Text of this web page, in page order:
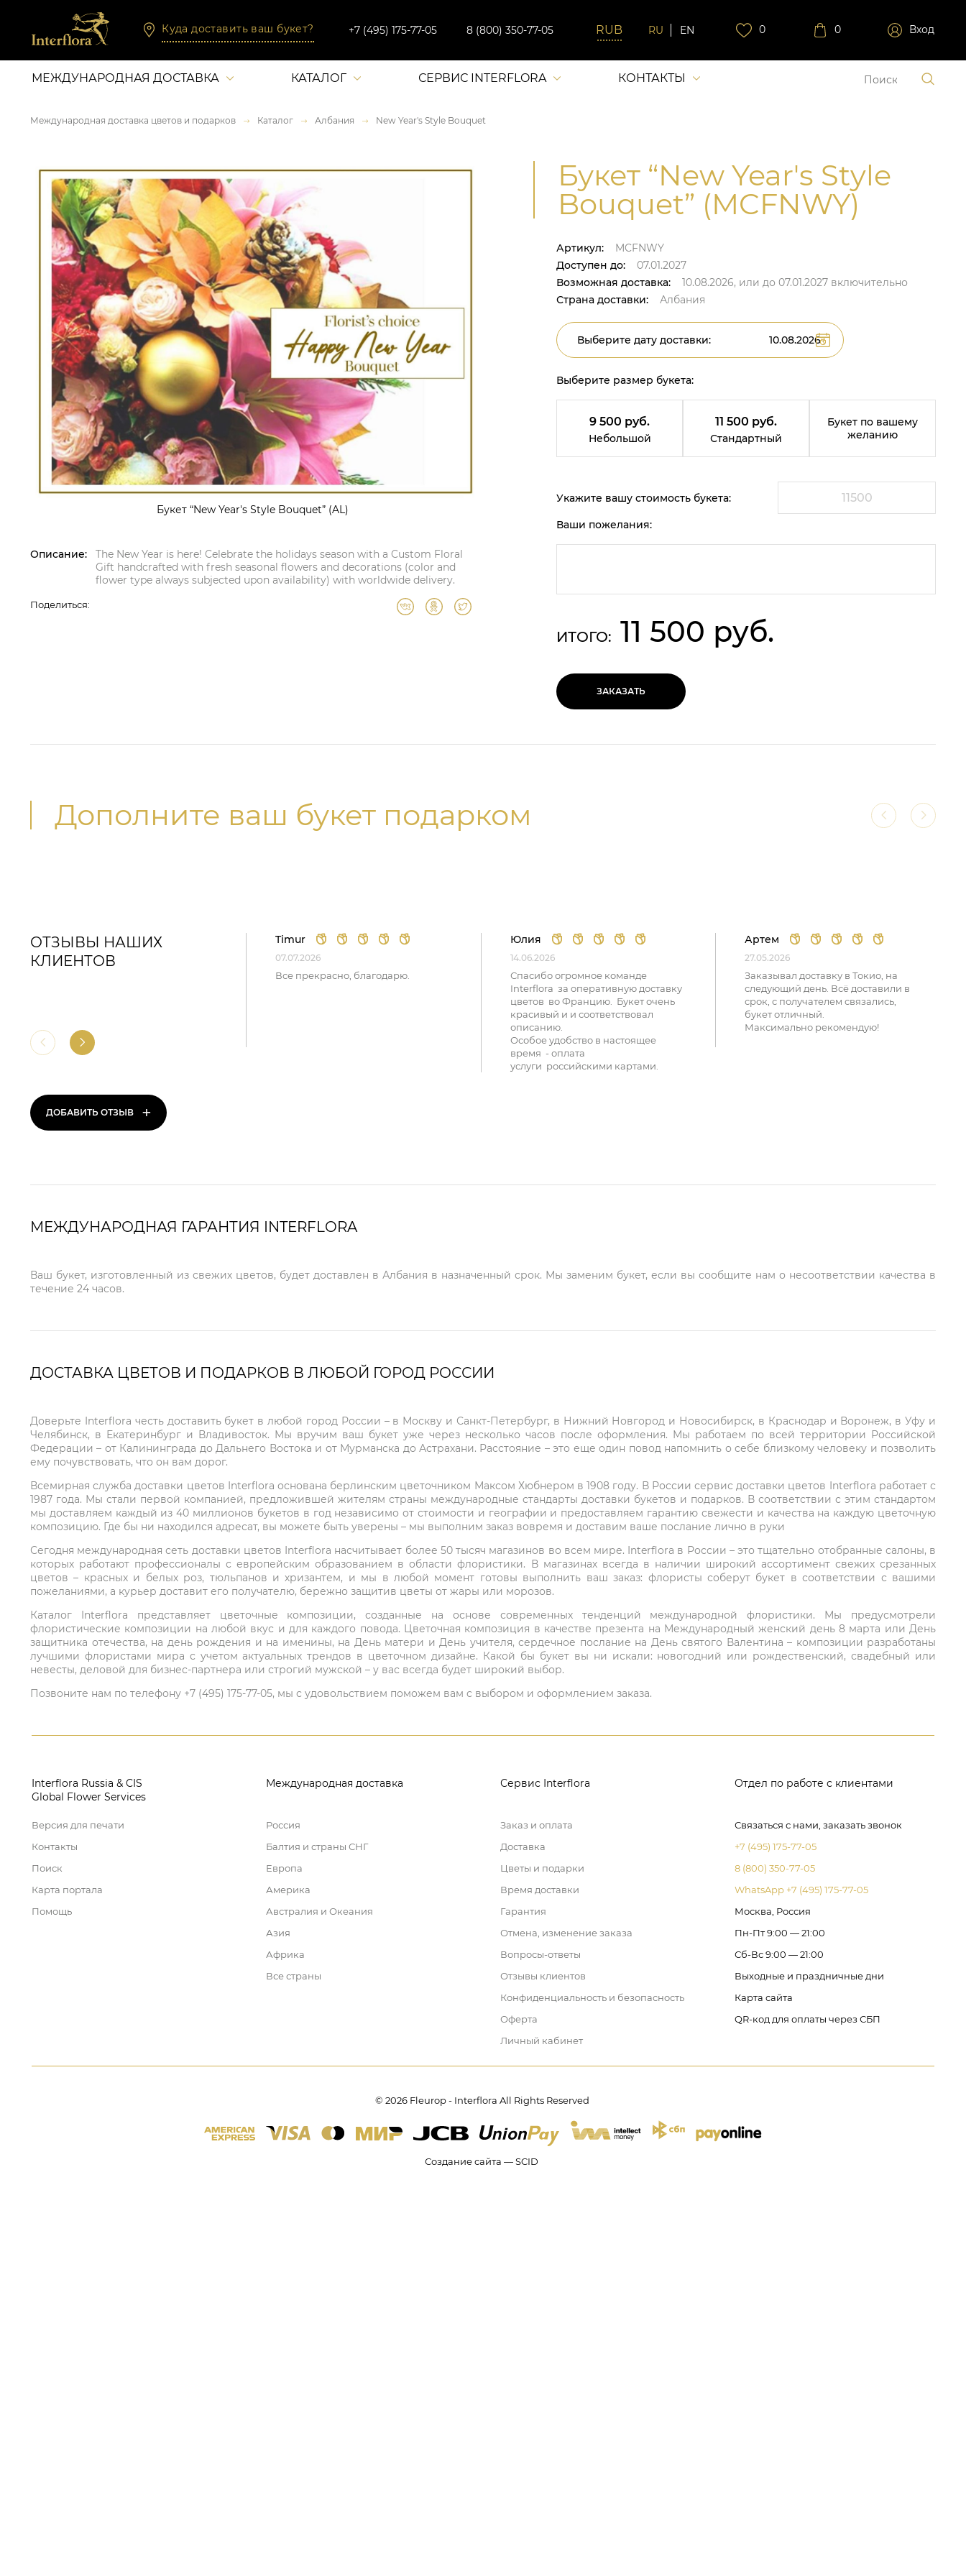
Куда доставить ваш букет? +7 (495) 175-77-05 8 (800) 350-77-05 RU EN 0 0 Вход
МЕЖДУНАРОДНАЯ ДОСТАВКА КАТАЛОГ СЕРВИС INTERFLORA КОНТАКТЫ
Международная доставка цветов и подарков Каталог Албания New Year's Style Bouquet
Букет “New Year's Style Bouquet” (AL)
Описание:
The New Year is here! Celebrate the holidays season with a Custom Floral
Gift handcrafted with fresh seasonal flowers and decorations (color and
flower type always subjected upon availability) with worldwide delivery.
Поделиться:
Букет “New Year's Style
Bouquet” (MCFNWY)
Артикул:
MCFNWY
Доступен до:
07.01.2027
Возможная доставка:
10.08.2026, или до 07.01.2027 включительно
Страна доставки:
Албания
Выберите дату доставки:
Выберите размер букета:
9 500 руб.
Небольшой
11 500 руб.
Стандартный
Букет по вашему
желанию
Укажите вашу стоимость букета:
Ваши пожелания:
ИТОГО: 11 500 руб.
ЗАКАЗАТЬ
Дополните ваш букет подарком
ОТЗЫВЫ НАШИХ
КЛИЕНТОВ
ДОБАВИТЬ ОТЗЫВ +
Timur
07.07.2026
Все прекрасно, благодарю.
Юлия
14.06.2026
Спасибо огромное команде
Interflora за оперативную доставку
цветов во Францию. Букет очень
красивый и и соответствовал
описанию.
Особое удобство в настоящее
время - оплата
услуги российскими картами.
Артем
27.05.2026
Заказывал доставку в Токио, на
следующий день. Всё доставили в
срок, с получателем связались,
букет отличный.
Максимально рекомендую!
МЕЖДУНАРОДНАЯ ГАРАНТИЯ INTERFLORA
Ваш букет, изготовленный из свежих цветов, будет доставлен в Албания в назначенный срок. Мы заменим букет, если вы сообщите нам о несоответствии качества в
течение 24 часов.
ДОСТАВКА ЦВЕТОВ И ПОДАРКОВ В ЛЮБОЙ ГОРОД РОССИИ
Доверьте Interflora честь доставить букет в любой город России – в Москву и Санкт-Петербург, в Нижний Новгород и Новосибирск, в Краснодар и Воронеж, в Уфу и
Челябинск, в Екатеринбург и Владивосток. Мы вручим ваш букет уже через несколько часов после оформления. Мы работаем по всей территории Российской
Федерации – от Калининграда до Дальнего Востока и от Мурманска до Астрахани. Расстояние – это еще один повод напомнить о себе близкому человеку и позволить
ему почувствовать, что он вам дорог.
Всемирная служба доставки цветов Interflora основана берлинским цветочником Максом Хюбнером в 1908 году. В России сервис доставки цветов Interflora работает с
1987 года. Мы стали первой компанией, предложившей жителям страны международные стандарты доставки букетов и подарков. В соответствии с этим стандартом
мы доставляем каждый из 40 миллионов букетов в год независимо от стоимости и географии и предоставляем гарантию свежести и качества на каждую цветочную
композицию. Где бы ни находился адресат, вы можете быть уверены – мы выполним заказ вовремя и доставим ваше послание лично в руки
Сегодня международная сеть доставки цветов Interflora насчитывает более 50 тысяч магазинов во всем мире. Interflora в России – это тщательно отобранные салоны, в
которых работают профессионалы с европейским образованием в области флористики. В магазинах всегда в наличии широкий ассортимент свежих срезанных
цветов – красных и белых роз, тюльпанов и хризантем, и мы в любой момент готовы выполнить ваш заказ: флористы соберут букет в соответствии с вашими
пожеланиями, а курьер доставит его получателю, бережно защитив цветы от жары или морозов.
Каталог Interflora представляет цветочные композиции, созданные на основе современных тенденций международной флористики. Мы предусмотрели
флористические композиции на любой вкус и для каждого повода. Цветочная композиция в качестве презента на Международный женский день 8 марта или День
защитника отечества, на день рождения и на именины, на День матери и День учителя, сердечное послание на День святого Валентина – композиции разработаны
лучшими флористами мира с учетом актуальных трендов в цветочном дизайне. Какой бы букет вы ни искали: новогодний или рождественский, свадебный или
невесты, деловой для бизнес-партнера или строгий мужской – у вас всегда будет широкий выбор.
Позвоните нам по телефону +7 (495) 175-77-05, мы с удовольствием поможем вам с выбором и оформлением заказа.
Interflora Russia & CIS
Global Flower Services
Версия для печати
Контакты
Поиск
Карта портала
Помощь
Международная доставка
Россия
Балтия и страны СНГ
Европа
Америка
Австралия и Океания
Азия
Африка
Все страны
Сервис Interflora
Заказ и оплата
Доставка
Цветы и подарки
Время доставки
Гарантия
Отмена, изменение заказа
Вопросы-ответы
Отзывы клиентов
Конфиденциальность и безопасность
Оферта
Личный кабинет
Отдел по работе с клиентами
Связаться с нами, заказать звонок
+7 (495) 175-77-05
8 (800) 350-77-05
WhatsApp +7 (495) 175-77-05
Москва, Россия
Пн-Пт 9:00 — 21:00
Сб-Вс 9:00 — 21:00
Выходные и праздничные дни
Карта сайта
QR-код для оплаты через СБП
© 2026 Fleurop - Interflora All Rights Reserved
Создание сайта — SCID